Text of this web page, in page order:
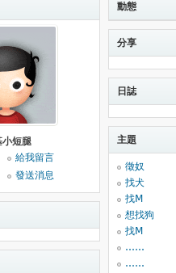
小短腿
給我留言
發送消息
動態
分享
日誌
主題
徵奴
找犬
找M
想找狗
找M
……
……